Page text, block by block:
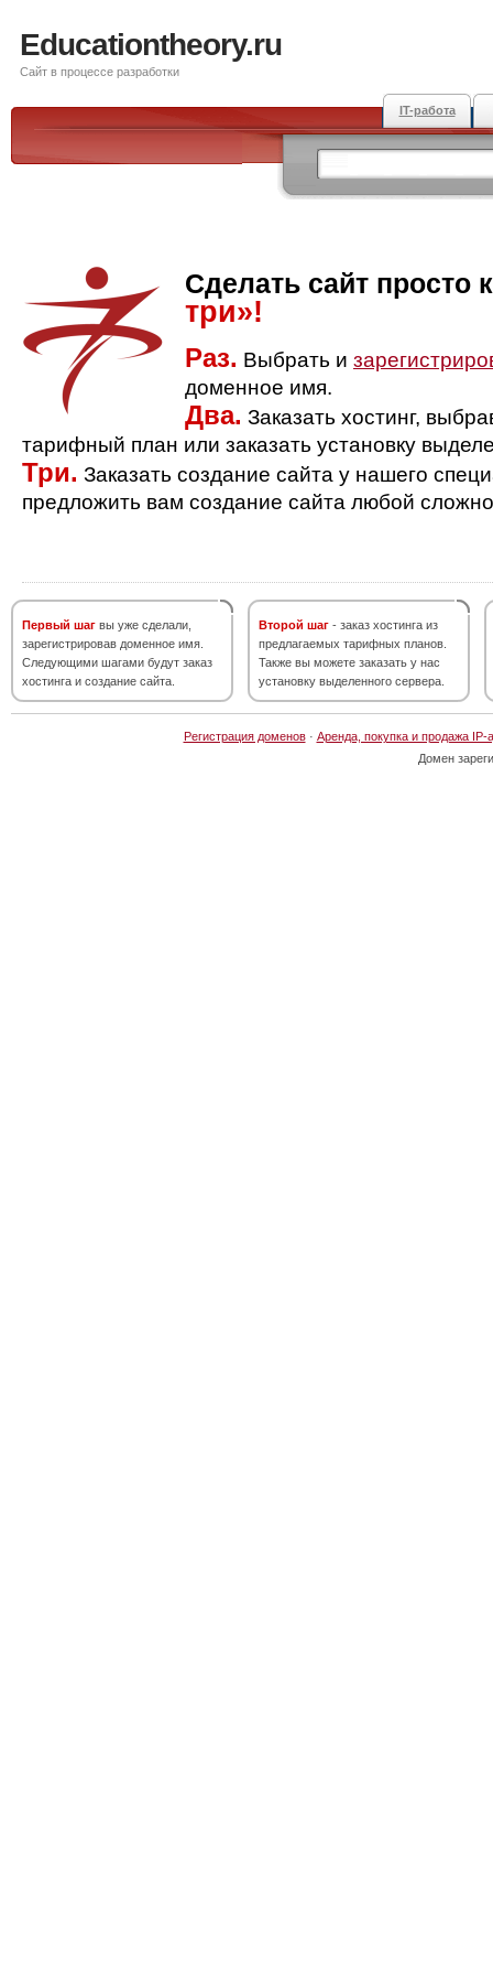
Educationtheory.ru
Сайт в процессе разработки
IT-работа
Сделать сайт просто
три»!
Раз. Выбрать и
доменное имя.
Два. Заказать хостинг,
тарифный план или заказать установку
Три. Заказать создание сайта у нашего
предложить вам создание сайта любой
Первый шаг вы уже сделали,
зарегистрировав доменное имя.
Следующими шагами будут заказ
хостинга и создание сайта.
Второй шаг - заказ хостинга из
предлагаемых тарифных планов.
Также вы можете заказать у нас
установку выделенного сервера.
Регистрация доменов· Аренда, покупка и продажа IP-
Домен